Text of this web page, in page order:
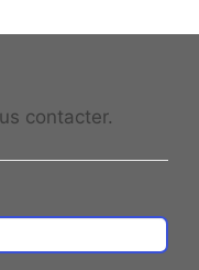
contacter.